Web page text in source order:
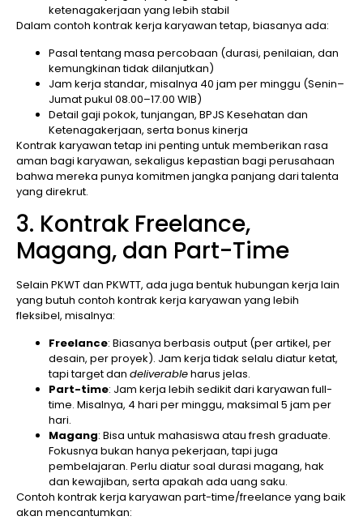
ketenagakerjaan yang lebih stabil
Dalam contoh kontrak kerja karyawan tetap, biasanya ada:
Pasal tentang masa percobaan (durasi, penilaian, dan
kemungkinan tidak dilanjutkan)
Jam kerja standar, misalnya 40 jam per minggu (Senin–
Jumat pukul 08.00–17.00 WIB)
Detail gaji pokok, tunjangan, BPJS Kesehatan dan
Ketenagakerjaan, serta bonus kinerja
Kontrak karyawan tetap ini penting untuk memberikan rasa
aman bagi karyawan, sekaligus kepastian bagi perusahaan
bahwa mereka punya komitmen jangka panjang dari talenta
yang direkrut.
3. Kontrak Freelance,
Magang, dan Part-Time
Selain PKWT dan PKWTT, ada juga bentuk hubungan kerja lain
yang butuh contoh kontrak kerja karyawan yang lebih
fleksibel, misalnya:
Freelance: Biasanya berbasis output (per artikel, per
desain, per proyek). Jam kerja tidak selalu diatur ketat,
tapi target dan deliverableharus jelas.
Part-time: Jam kerja lebih sedikit dari karyawan full-
time. Misalnya, 4 hari per minggu, maksimal 5 jam per
hari.
Magang: Bisa untuk mahasiswa atau fresh graduate.
Fokusnya bukan hanya pekerjaan, tapi juga
pembelajaran. Perlu diatur soal durasi magang, hak
dan kewajiban, serta apakah ada uang saku.
Contoh kontrak kerja karyawan part-time/freelance yang baik
akan mencantumkan: